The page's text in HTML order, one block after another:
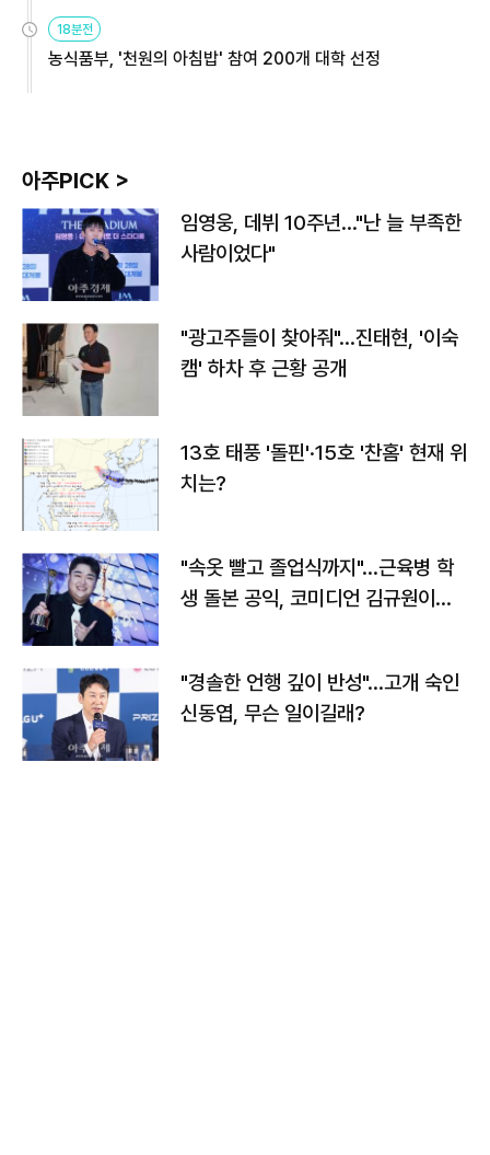
원
18분전
농식품부, '천원의 아침밥' 참여 200개 대학 선정
아주PICK >
임영웅, 데뷔 10주년…"난 늘 부족한
사람이었다"
"광고주들이 찾아줘"…진태현, '이숙
캠' 하차 후 근황 공개
13호 태풍 '돌핀'·15호 '찬홈' 현재 위
치는?
"속옷 빨고 졸업식까지"…근육병 학
생 돌본 공익, 코미디언 김규원이었
"경솔한 언행 깊이 반성"…고개 숙인
신동엽, 무슨 일이길래?